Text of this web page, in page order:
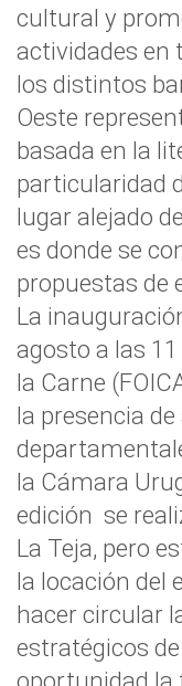
cultural y
actividades en
los distintos
Oeste
basada en la
particularidad
lugar alejado
es donde se
propuestas de
La
agosto a las
la Carne
la presencia
la Cámara
edición se
La Teja, pero
la locación del
hacer circular
estratégicos